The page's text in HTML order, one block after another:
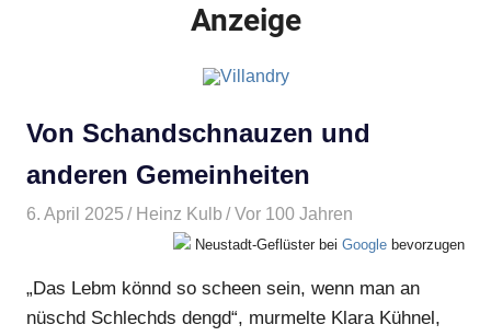
Anzeige
Von Schandschnauzen und
anderen Gemeinheiten
6. April 2025 Heinz Kulb Vor 100 Jahren
Neustadt-Geflüster bei Google bevorzugen
„Das Lebm könnd so scheen sein, wenn man an
nüschd Schlechds dengd“, murmelte Klara Kühnel,